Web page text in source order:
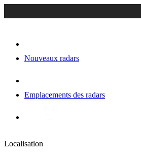
Nouveaux radars
Emplacements des radars
Localisation